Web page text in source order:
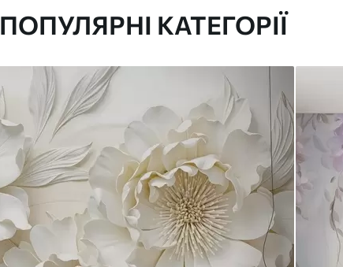
ПОПУЛЯРНІ КАТЕГОРІЇ